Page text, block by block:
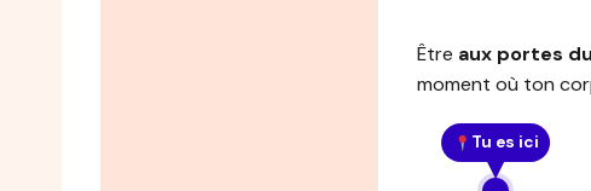
Être aux portes
moment où ton
Tu es ici